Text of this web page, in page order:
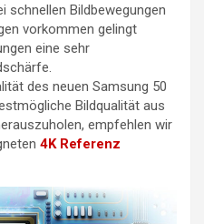
schnellen Bildbewegungen
vorkommen gelingt
eine sehr
des neuen Samsung 50
Bildqualität aus
empfehlen wir
4K Referenz